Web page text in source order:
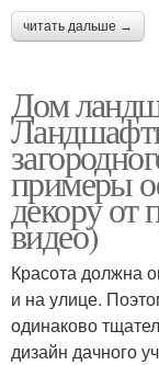
читать дальше →
Дом
примеры
декору от
видео)
Красота должна
и на улице.
одинаково
дизайн дачного